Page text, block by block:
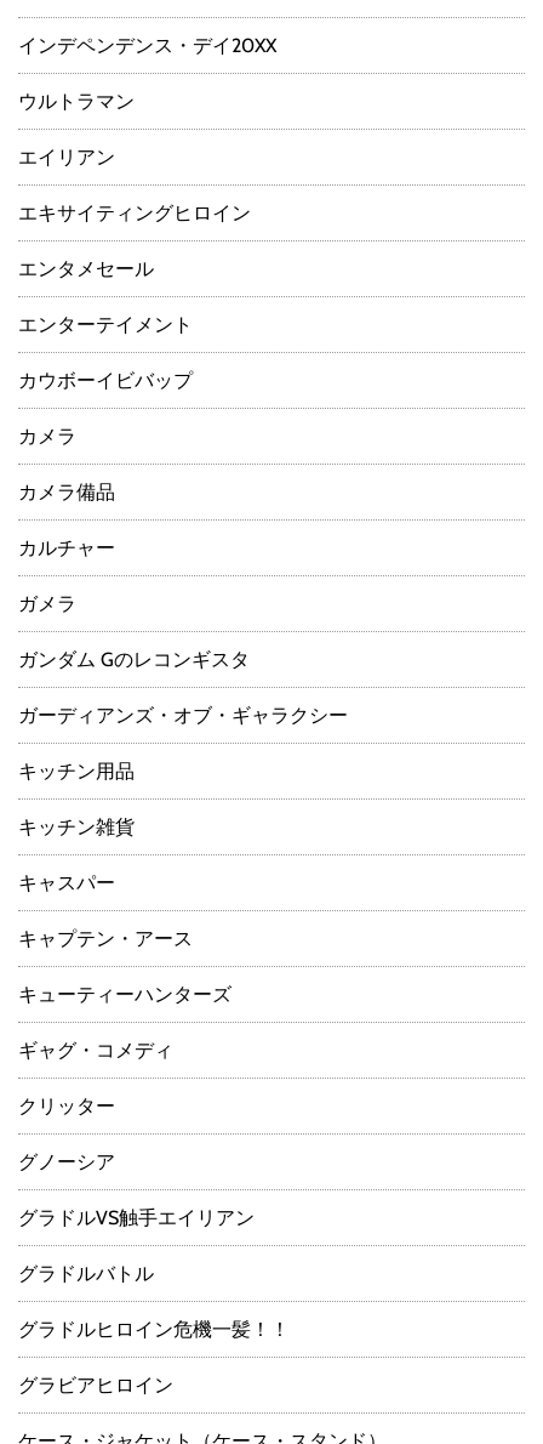
インデペンデンス・デイ20XX
ウルトラマン
エイリアン
エキサイティングヒロイン
エンタメセール
エンターテイメント
カウボーイビバップ
カメラ
カメラ備品
カルチャー
ガメラ
ガンダム Gのレコンギスタ
ガーディアンズ・オブ・ギャラクシー
キッチン用品
キッチン雑貨
キャスパー
キャプテン・アース
キューティーハンターズ
ギャグ・コメディ
クリッター
グノーシア
グラドルVS触手エイリアン
グラドルバトル
グラドルヒロイン危機一髪！！
グラビアヒロイン